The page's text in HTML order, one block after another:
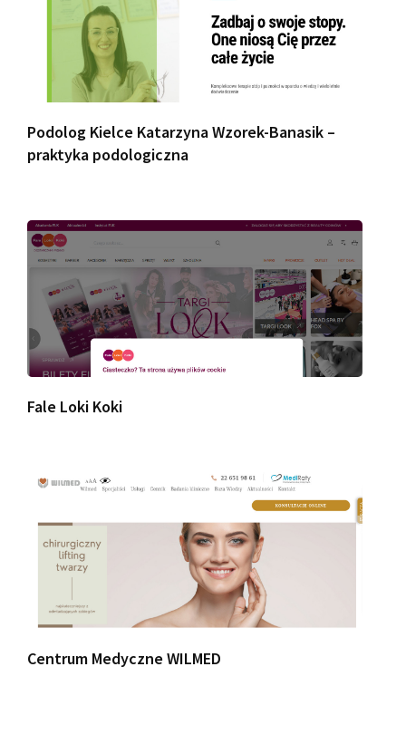
Podolog Kielce Katarzyna Wzorek-Banasik –
praktyka podologiczna
Fale Loki Koki
Centrum Medyczne WILMED